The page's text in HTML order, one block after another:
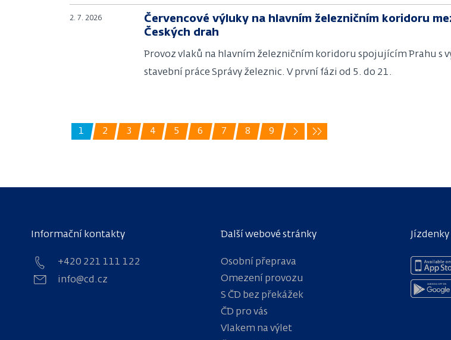
2. 7. 2026
Červencové výluky na hlavním železničním koridoru
Českých drah
Provoz vlaků na hlavním železničním koridoru spojujícím Prahu s
stavební práce Správy železnic. V první fázi od 5. do 21.
Aktuální
1
Page
2
Page
3
Page
4
Page
5
Page
6
Page
7
Page
8
Page
9
DalšíPoslední
Informační kontakty
+420 221 111 122
info@cd.cz
Další webové stránky
Osobní přeprava
Omezení provozu
S ČD bez překážek
ČD pro vás
Vlakem na výlet